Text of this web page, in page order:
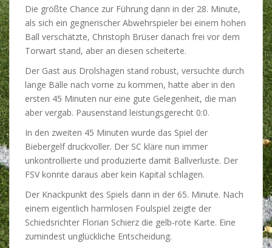
Die größte Chance zur Führung dann in der 28. Minute,
als sich ein gegnerischer Abwehrspieler bei einem hohen
Ball verschätzte, Christoph Brüser danach frei vor dem
Torwart stand, aber an diesen scheiterte.
Der Gast aus Drolshagen stand robust, versuchte durch
lange Bälle nach vorne zu kommen, hatte aber in den
ersten 45 Minuten nur eine gute Gelegenheit, die man
aber vergab. Pausenstand leistungsgerecht 0:0.
In den zweiten 45 Minuten wurde das Spiel der
Biebergelf druckvoller. Der SC kläre nun immer
unkontrollierte und produzierte damit Ballverluste. Der
FSV konnte daraus aber kein Kapital schlagen.
Der Knackpunkt des Spiels dann in der 65. Minute. Nach
einem eigentlich harmlosen Foulspiel zeigte der
Schiedsrichter Florian Schierz die gelb-rote Karte. Eine
zumindest unglückliche Entscheidung.